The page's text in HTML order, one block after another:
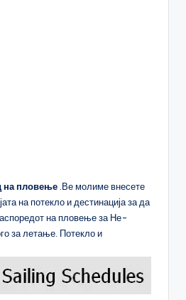
на пловење .Ве молиме внесете
на потекло и дестинација за да
на пловење за Не-
за летање. Потекло и